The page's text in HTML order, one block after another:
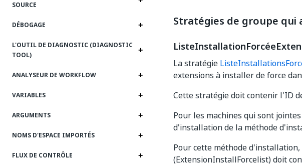
SOURCE
DÉBOGAGE
L'OUTIL DE DIAGNOSTIC (DIAGNOSTIC
TOOL)
ANALYSEUR DE WORKFLOW
VARIABLES
ARGUMENTS
NOMS D'ESPACE IMPORTÉS
FLUX DE CONTRÔLE
Stratégies de groupe qui
La stratégie
extensions à installer de force
Cette stratégie doit contenir l'ID
Pour les machines qui sont
d'installation de la méthode
Pour cette méthode
(ExtensionInstallForcelist) doit